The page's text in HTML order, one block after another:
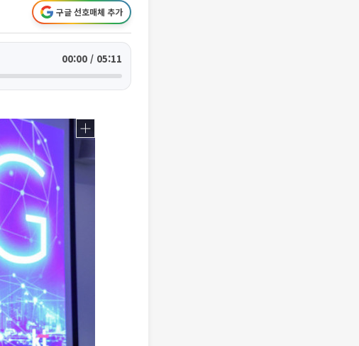
구글 선호매체 추가
00:00 / 05:11